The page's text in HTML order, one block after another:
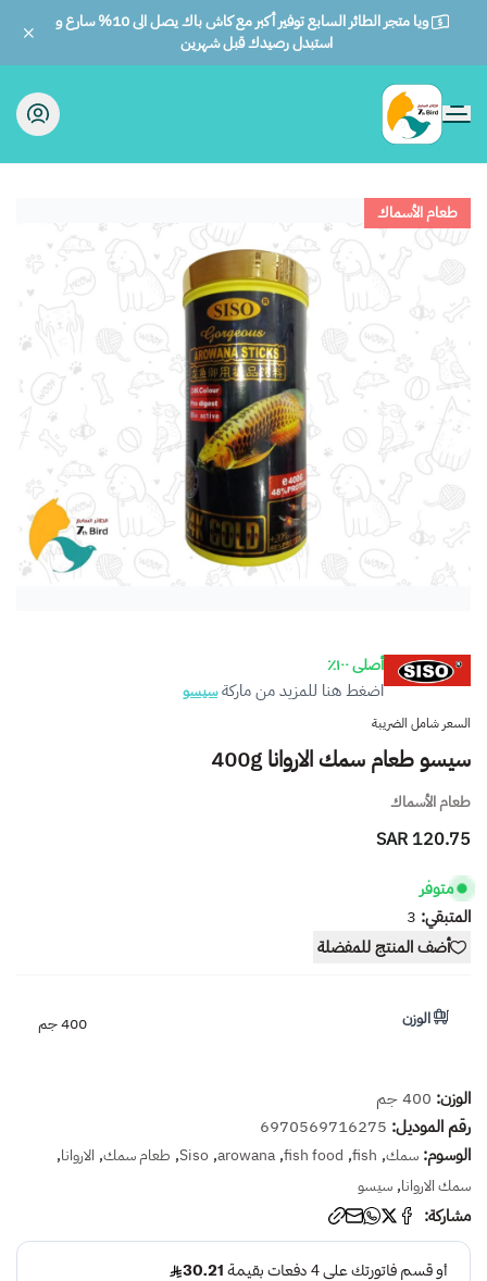
ويا متجر الطائر السابع توفير أكبر مع كاش باك يصل الى 10% سارع و
استبدل رصيدك قبل شهرين
الطائر السابع للحيوانات
طعام الأسماك
أصلى ١٠٠٪
اضغط هنا للمزيد من ماركةسيسو
السعر شامل الضريبة
سيسو طعام سمك الاروانا 400g
طعام الأسماك
120.75 SAR
متوفر
المتبقي: 3
أضف المنتج للمفضلة
الوزن 400 جم
الوزن: 400 جم
رقم الموديل: 6970569716275
الوسوم: سمك,
fish
,
fish food
,
arowana
,
Siso
, طعام سمك, الاروانا,
سمك الاروانا, سيسو
مشاركة: